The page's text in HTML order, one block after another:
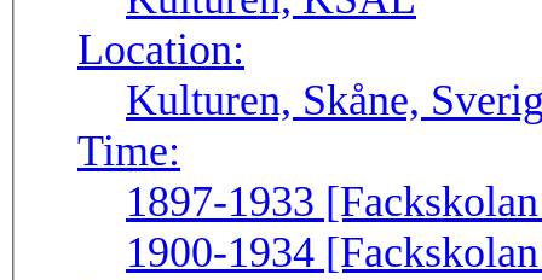
Location:
Kulturen, Skåne,
Time:
1897-1933
1900-1934